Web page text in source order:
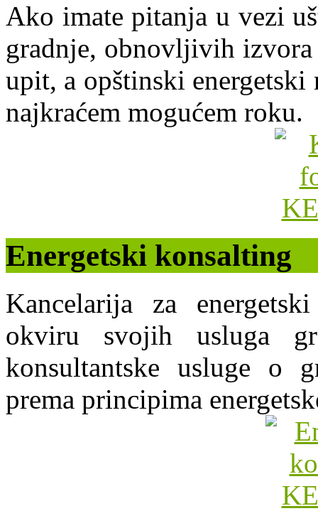
Ako imate pitanja u vezi
gradnje, obnovljivih izvora
upit, a opštinski energetski
najkraćem mogućem roku.
Energetski konsalting
Kancelarija za
okviru svojih usluga
konsultantske usluge o
prema principima